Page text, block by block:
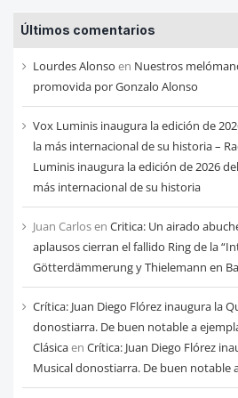
entradas
de
cada
mes
Últimos comentarios
Lourdes Alonso en Nuestros
promovida por Gonzalo Alonso
Vox Luminis inaugura la edición de
la más internacional de su historia –
Luminis inaugura la edición de 2026
más internacional de su historia
Juan Carlosen Critica: Un airado
aplausos cierran el fallido Ring de la
Götterdämmerung y Thielemann en
Crítica: Juan Diego Flórez inaugura la
donostiarra. De buen notable a
Clásicaen Crítica: Juan Diego Flórez
Musical donostiarra. De buen notable